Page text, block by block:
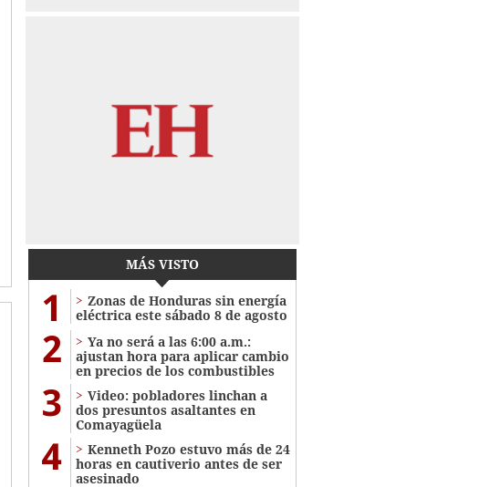
MÁS VISTO
1
Zonas de Honduras sin energía
eléctrica este sábado 8 de agosto
2
Ya no será a las 6:00 a.m.:
ajustan hora para aplicar cambio
en precios de los combustibles
3
Video: pobladores linchan a
dos presuntos asaltantes en
Comayagüela
4
Kenneth Pozo estuvo más de 24
horas en cautiverio antes de ser
asesinado